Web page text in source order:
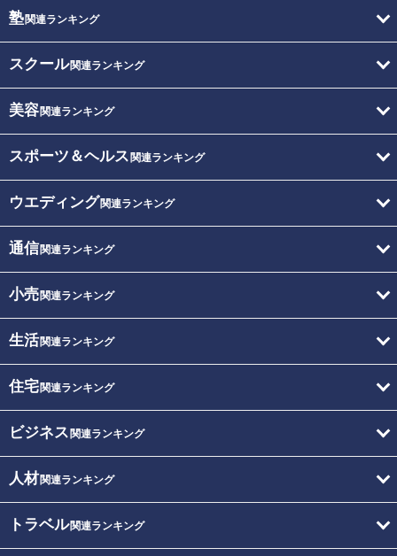
塾関連ランキング
スクール関連ランキング
美容関連ランキング
スポーツ＆ヘルス 関連ランキング
ウエディング関連ランキング
通信関連ランキング
小売関連ランキング
生活関連ランキング
住宅関連ランキング
ビジネス 関連ランキング
人材関連ランキング
トラベル関連ランキング